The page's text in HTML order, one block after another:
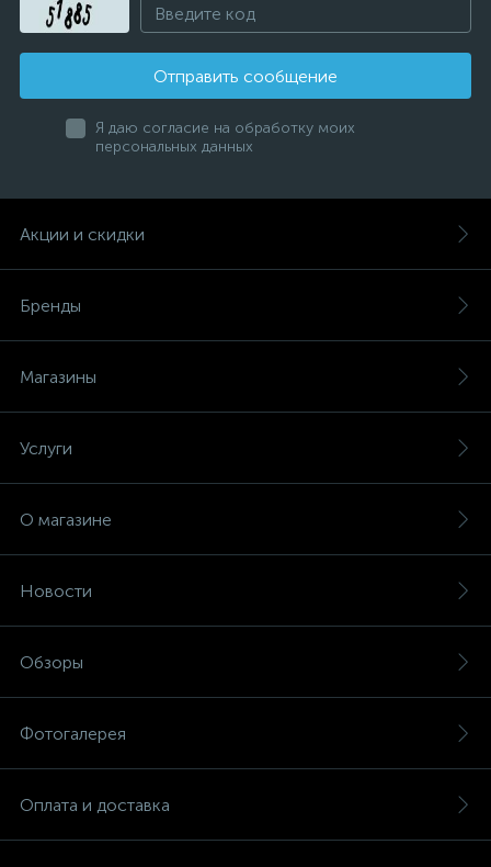
Отправить сообщение
Я даю согласие на обработку моих
персональных данных
Акции и скидки
Бренды
Магазины
Услуги
О магазине
Новости
Обзоры
Фотогалерея
Оплата и доставка